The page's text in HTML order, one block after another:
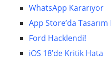
WhatsApp Kararıyor
App Store’da Tasarım
Ford Hacklendi!
iOS 18’de Kritik Hata